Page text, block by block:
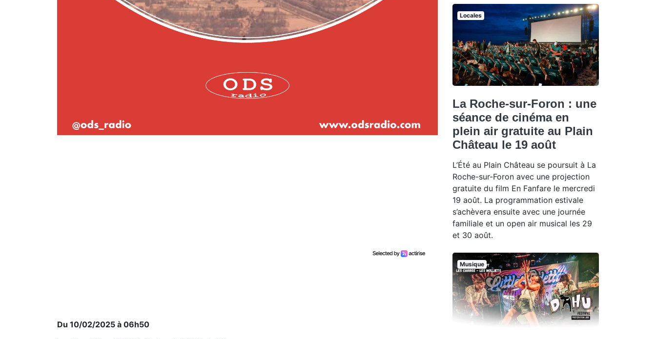
Du 10/02/2025 à 06h50
Locales
La Roche-sur-Foron : une
séance de cinéma en
plein air gratuite au Plain
Château le 19 août
L’Été au Plain Château se poursuit à La
Roche-sur-Foron avec une projection
gratuite du film En Fanfare le mercredi
19 août. La programmation estivale
s’achèvera ensuite avec une journée
familiale et un open air musical les 29
et 30 août.
Musique